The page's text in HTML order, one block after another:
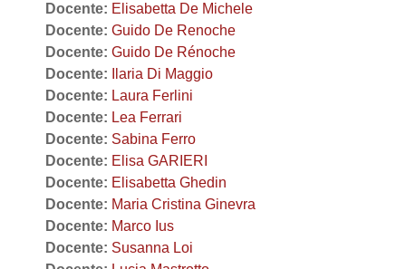
Docente: Elisabetta De Michele
Docente: Guido De Renoche
Docente: Guido De Rénoche
Docente:
Ilaria Di Maggio
Docente: Laura Ferlini
Docente: Lea Ferrari
Docente: Sabina Ferro
Docente: Elisa GARIERI
Docente: Elisabetta Ghedin
Docente: Maria Cristina Ginevra
Docente: Marco Ius
Docente: Susanna Loi